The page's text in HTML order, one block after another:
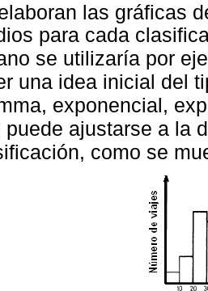
las gráficas
para cada
se utilizaría por
una idea inicial del
exponencial,
puede ajustarse a la
como se